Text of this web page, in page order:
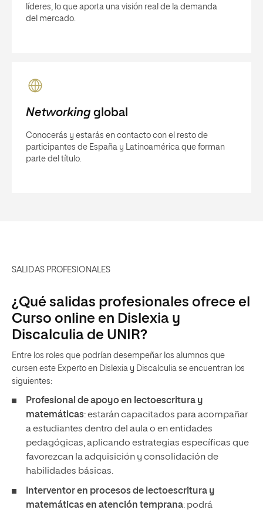
líderes, lo que aporta una visión real de la demanda
del mercado.
Networkingglobal
Conocerás y estarás en contacto con el resto de
participantes de España y Latinoamérica que forman
parte del título.
SALIDAS PROFESIONALES
¿Qué salidas profesionales ofrece el
Curso online en Dislexia y
Discalculia de UNIR?
Entre los roles que podrían desempeñar los alumnos que
cursen este Experto en Dislexia y Discalculia se encuentran los
siguientes:
Profesional de apoyo en lectoescritura y
matemáticas: estarán capacitados para acompañar
a estudiantes dentro del aula o en entidades
pedagógicas, aplicando estrategias específicas que
favorezcan la adquisición y consolidación de
habilidades básicas.
Interventor en procesos de lectoescritura y
matemáticas en atención temprana: podrá